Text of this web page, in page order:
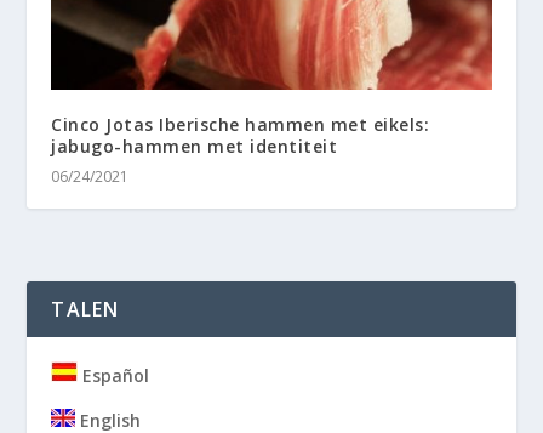
Cinco Jotas Iberische hammen met eikels:
jabugo-hammen met identiteit
06/24/2021
TALEN
Español
English